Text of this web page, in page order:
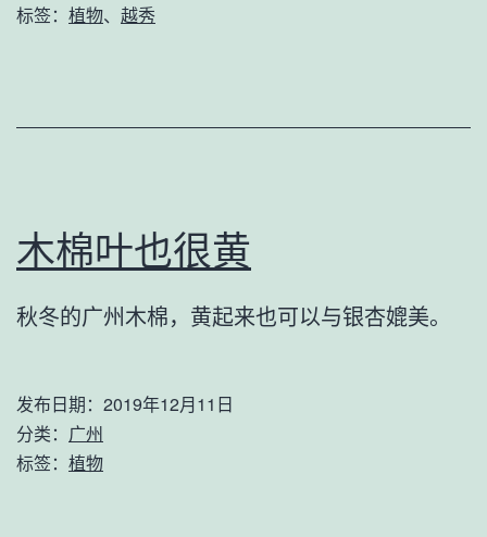
标签： 植物、 越秀
木棉叶也很黄
秋冬的广州木棉，黄起来也可以与银杏媲美。
发布日期： 2019年12月11日
分类： 广州
标签： 植物